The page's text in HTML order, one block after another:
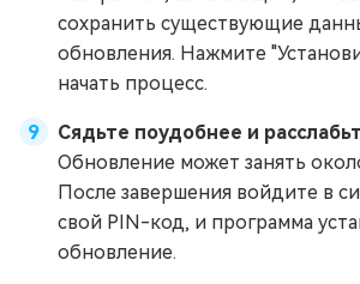
сохранить существующие
обновления. Нажмите
начать процесс.
Сядьте поудобнее и
Обновление может занять
После завершения войдите в
свой PIN-код, и программа
обновление.